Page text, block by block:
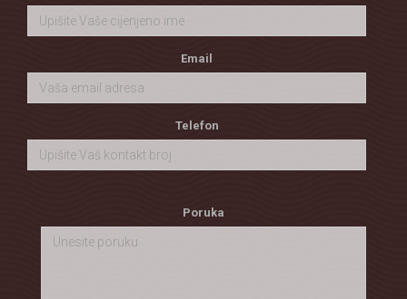
Email
Telefon
Poruka